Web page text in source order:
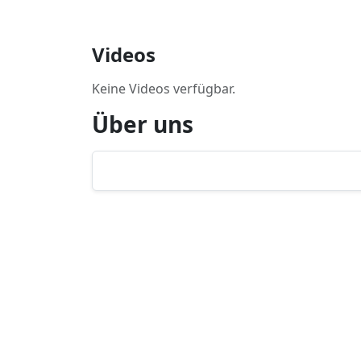
Videos
Keine Videos verfügbar.
Über uns